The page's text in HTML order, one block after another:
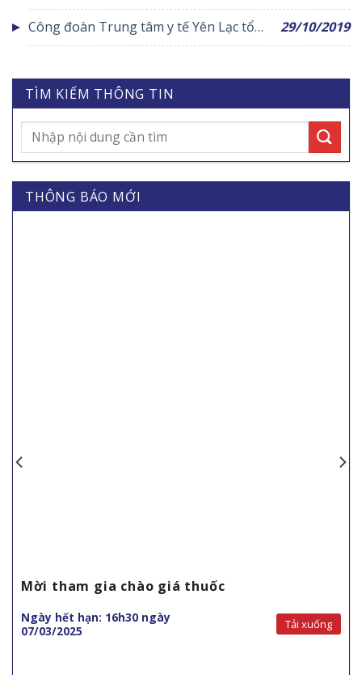
Công đoàn Trung tâm y tế Yên Lạc tổ
chức các hoạt động Thiết thực chào
liên hiệp phụ nữ Việt Nam
29/10/2019
TÌM KIẾM THÔNG TIN
THÔNG BÁO MỚI
Mời tham gia chào giá thuốc
Ngày hết hạn: 16h30 ngày
07/03/2025
Tải xuống